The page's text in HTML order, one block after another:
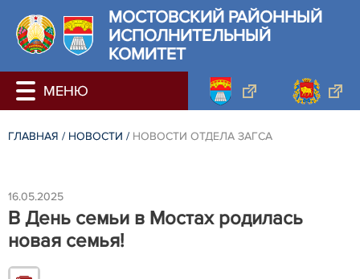
МОСТОВСКИЙ РАЙОННЫЙ
ИСПОЛНИТЕЛЬНЫЙ
КОМИТЕТ
ГЛАВНАЯ / НОВОСТИ / НОВОСТИ ОТДЕЛА ЗАГСА
16.05.2025
В День семьи в Мостах родилась
новая семья!